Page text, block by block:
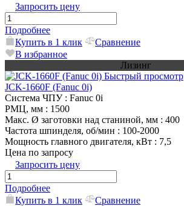
Запросить цену
Подробнее
Купить в 1 клик
Сравнение
В избранное
Лизинг
Быстрый просмотр
JCK-1660F (Fanuc 0i)
Система ЧПУ: Fanuc 0i
РМЦ, мм : 1500
Макс. Ø заготовки над станиной, мм : 400
Частота шпинделя, об/мин : 100-2000
Мощность главного двигателя, кВт : 7,5
Цена по запросу
Запросить цену
Подробнее
Купить в 1 клик
Сравнение